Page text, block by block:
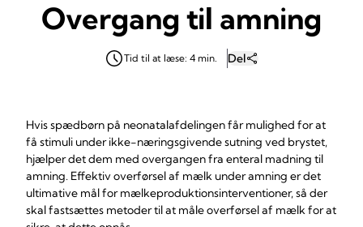
Overgang til amning
Tid til at læse: 4 min. Del
Hvis spædbørn på neonatalafdelingen får mulighed for at
få stimuli under ikke-næringsgivende sutning ved brystet,
hjælper det dem med overgangen fra enteral madning til
amning. Effektiv overførsel af mælk under amning er det
ultimative mål for mælkeproduktionsinterventioner, så der
skal fastsættes metoder til at måle overførsel af mælk for at